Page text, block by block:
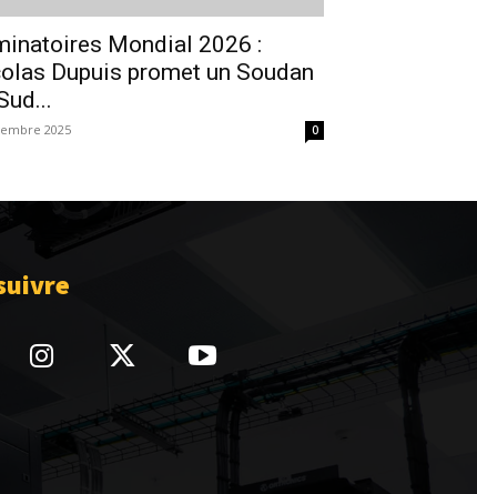
Mondial 2026 :
Dupuis promet un Soudan
2025 0